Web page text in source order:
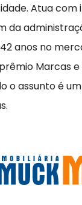
Atua com
da
anos no
Marcas e
o assunto é